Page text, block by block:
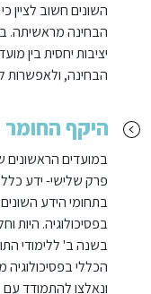
השונים חשוב
הבחינה מראשיתה.
יציבות יחסית בין
הבחינה, ולאפשרות
היקף החומר
במועדים
בתחומי הידע
בפסיכולוגיה. היות
בשנה ב' ללימודי
הכללי
ונאלצו להתמודד